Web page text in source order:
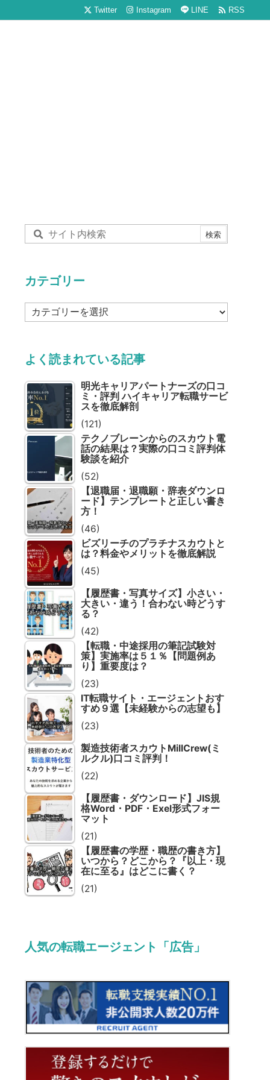
Twitter Instagram LINE  RSS
カテゴリー
カ
テ
ー
よく読まれている記事
明光キャリアパートナーズの口コ
ミ・評判 ハイキャリア転職サービ
スを徹底解剖
(121)
テクノブレーンからのスカウト電
話の結果は？実際の口コミ評判体
験談を紹介
(52)
【退職届・退職願・辞表ダウンロ
ード】テンプレートと正しい書き
方！
(46)
ビズリーチのプラチナスカウトと
は？料金やメリットを徹底解説
(45)
【履歴書・写真サイズ】小さい・
大きい・違う！合わない時どうす
る？
(42)
【転職・中途採用の筆記試験対
策】実施率は５１％【問題例あ
り】重要度は？
(23)
IT転職サイト・エージェントおす
すめ９選【未経験からの志望も】
(23)
製造技術者スカウトMillCrew(ミ
ルクル)口コミ評判！
(22)
【履歴書・ダウンロード】JIS規
格Word・PDF・Exel形式フォー
マット
(21)
【履歴書の学歴・職歴の書き方】
いつから？どこから？『以上・現
在に至る』はどこに書く？
(21)
人気の転職エージェント「広告」